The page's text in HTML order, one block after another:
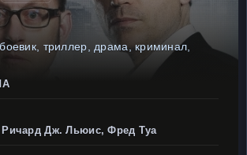
триллер, драма, криминал,
Дж. Льюис, Фред Туа